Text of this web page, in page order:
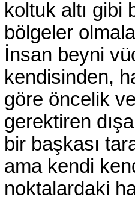
koltuk altı gibi
bölgeler
İnsan beyni
kendisinden,
göre öncelik
gerektiren
bir başkası
ama kendi
noktalardaki